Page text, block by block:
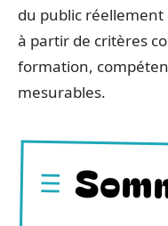
du public réellement
à partir de critères
formation,
mesurables.